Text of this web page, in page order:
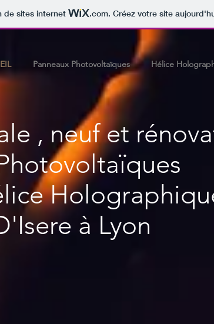
de sites internet .com. Créez votre site
Panneaux Photovoltaïques Hélice
, neuf et
hotovoltaïques
à Lyon